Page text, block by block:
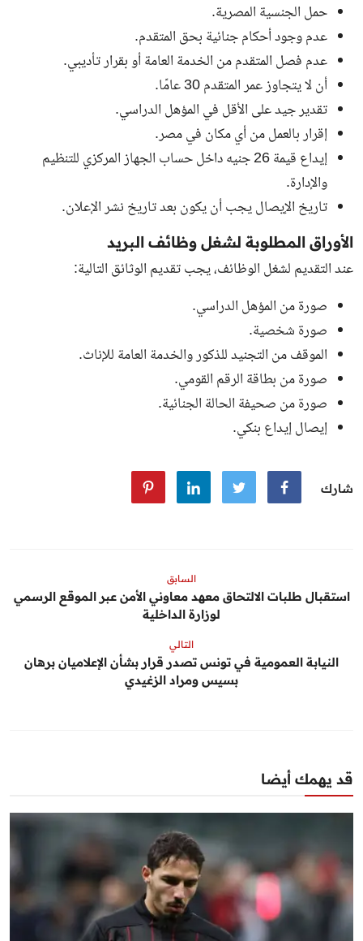
حمل الجنسية المصرية.
عدم وجود أحكام جنائية بحق المتقدم.
عدم فصل المتقدم من الخدمة العامة أو بقرار تأديبي.
أن لا يتجاوز عمر المتقدم 30 عامًا.
تقدير جيد على الأقل في المؤهل الدراسي.
إقرار بالعمل من أي مكان في مصر.
إيداع قيمة 26 جنيه داخل حساب الجهاز المركزي للتنظيم
والإدارة.
تاريخ الإيصال يجب أن يكون بعد تاريخ نشر الإعلان.
الأوراق المطلوبة لشغل وظائف البريد
عند التقديم لشغل الوظائف، يجب تقديم الوثائق التالية:
صورة من المؤهل الدراسي.
صورة شخصية.
الموقف من التجنيد للذكور والخدمة العامة للإناث.
صورة من بطاقة الرقم القومي.
صورة من صحيفة الحالة الجنائية.
إيصال إيداع بنكي.
شارك
السابق
استقبال طلبات الالتحاق معهد معاوني الأمن عبر الموقع الرسمي
لوزارة الداخلية
التالي
النيابة العمومية في تونس تصدر قرار بشأن الإعلاميان برهان
بسيس ومراد الزغيدي
قد يهمك أيضا